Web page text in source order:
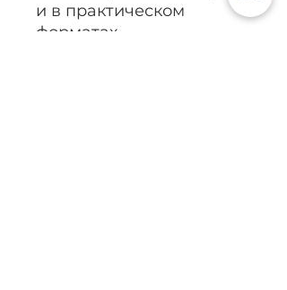
и в практическом
форматах.